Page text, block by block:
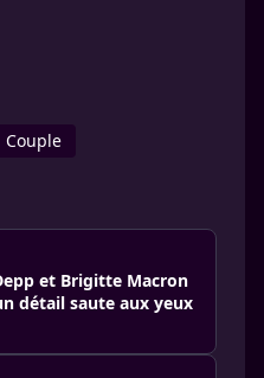
Couple
et Brigitte Macron
détail saute aux yeux